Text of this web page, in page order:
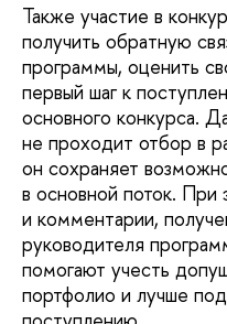
Также участие в
получить обратную
программы, оценить
первый шаг к
основного конкурса.
не проходит отбор в
он сохраняет
в основной поток.
и комментарии,
руководителя
помогают учесть
портфолио и лучше